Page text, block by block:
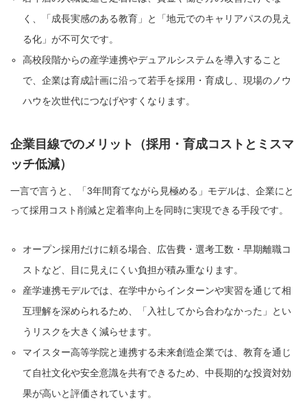
く、「成長実感のある教育」と「地元でのキャリアパスの見え
る化」が不可欠です。
高校段階からの産学連携やデュアルシステムを導入すること
で、企業は育成計画に沿って若手を採用・育成し、現場のノウ
ハウを次世代につなげやすくなります。
企業目線でのメリット（採用・育成コストとミスマ
ッチ低減）
一言で言うと、「3年間育てながら見極める」モデルは、企業にと
って採用コスト削減と定着率向上を同時に実現できる手段です。
オープン採用だけに頼る場合、広告費・選考工数・早期離職コ
ストなど、目に見えにくい負担が積み重なります。
産学連携モデルでは、在学中からインターンや実習を通じて相
互理解を深められるため、「入社してから合わなかった」とい
うリスクを大きく減らせます。
マイスター高等学院と連携する未来創造企業では、教育を通じ
て自社文化や安全意識を共有できるため、中長期的な投資対効
果が高いと評価されています。